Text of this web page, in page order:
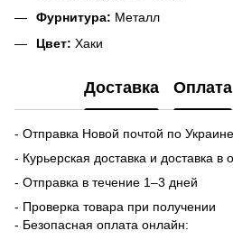
Фурнитура: Металл
Цвет: Хаки
Доставка Оплата
- Отправка Новой почтой по Украине
- Курьерская доставка и доставка в
- Отправка в течение 1–3 дней
- Проверка товара при получении
- Безопасная оплата онлайн: